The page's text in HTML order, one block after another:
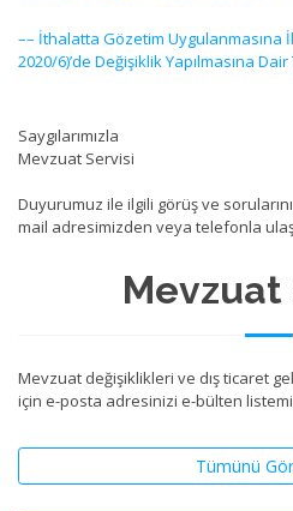
Mevzuat
Mevzuat değişiklikleri ve dış ticaret
için e-posta adresinizi e-bülten
Tümünü
–– İthalatta Gözetim Uygulanmasına
2020/6)’de Değişiklik Yapılmasına
Saygılarımızla
Mevzuat Servisi
Duyurumuz ile ilgili görüş ve
mail adresimizden veya telefonla